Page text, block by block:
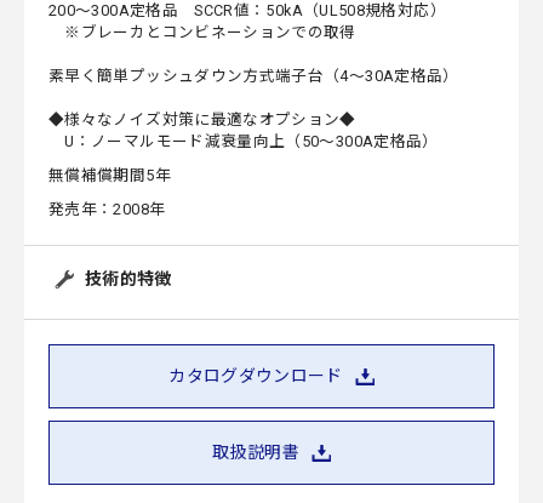
200～300A定格品 SCCR値：50kA（UL508規格対応）
※ブレーカとコンビネーションでの取得
素早く簡単プッシュダウン方式端子台（4～30A定格品）
◆様々なノイズ対策に最適なオプション◆
U：ノーマルモード減衰量向上（50～300A定格品）
無償補償期間5年
発売年：2008年
技術的特徴
カタログダウンロード
取扱説明書